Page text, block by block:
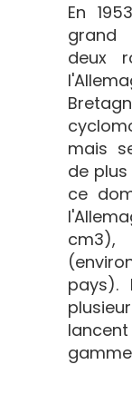
En
grand
deux
mais
de plus
ce
cm3),
pays).